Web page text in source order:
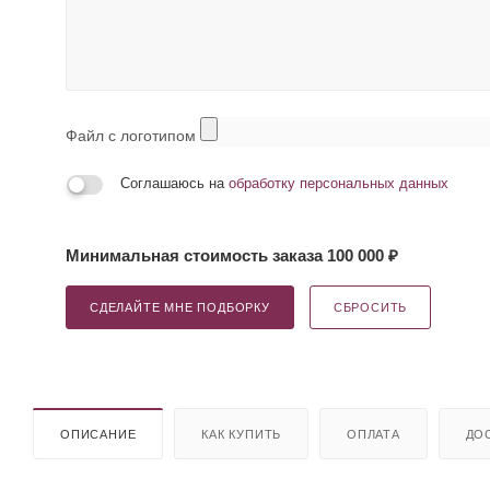
Файл с логотипом
Соглашаюсь на обработку персональных данных
Минимальная стоимость заказа 100 000 ₽
СДЕЛАЙТЕ МНЕ ПОДБОРКУ СБРОСИТЬ
ОПИСАНИЕ КАК КУПИТЬ ОПЛАТА